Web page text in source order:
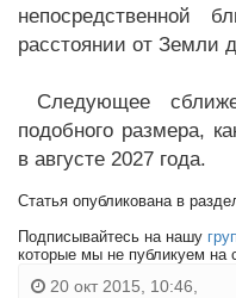
непосредственной
расстоянии от Земли
Следующее
подобного размера,
в августе 2027 года.
Статья опубликована в
Подписывайтесь на нашу
которые мы не публикуем на
20 окт 2015, 10:46,